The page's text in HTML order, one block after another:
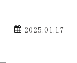
2025.01.17